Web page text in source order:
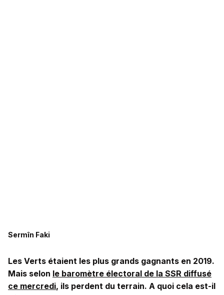
Sermîn Faki
Les Verts étaient les plus grands gagnants en 2019.
Mais selon le baromètre électoral de la SSR diffusé
ce mercredi, ils perdent du terrain. A quoi cela est-il